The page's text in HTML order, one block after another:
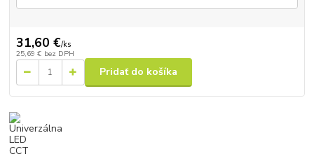
31,60 €/ks
25,69 € bez DPH
Pridať do košíka